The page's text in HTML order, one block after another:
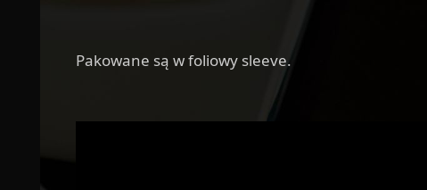
Pakowane są w foliowy sleeve.